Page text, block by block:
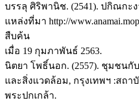
บรรลุ ศิริพานิช. (2541). ปกิณกะ
แหล่งที่มา http://
สืบค้น
เมื่อ 19 กุมภาพันธ์ 2563.
นิตยา โพธิ์นอก. (2557). ชุมชน
และสิ่งแวดล้อม, กรุงเทพฯ :สถา
พระปกเกล้า.